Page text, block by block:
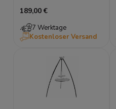
189,00 €
7 Werktage
Kostenloser Versand